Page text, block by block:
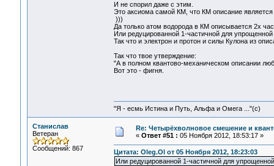
И не спорил даже с этим.
Это аксиома самой КМ, что КМ описание
)))
Да только атом водорода в КМ описывается 2х
Или редуцированной 1-частичной для
Так что и электрон и протон и силы Кулона из
Так что твое утверждение:
"А в полном квантово-механическом описании
Вот это - фигня.
"Я - есмь Истина и Путь, Альфа и Омега ..."(с)
Станислав
Ветеран
Сообщений: 867
Re: Четырёхволновое смешение и
« Ответ #51 : 05 Ноября 2012, 18:53:17 »
Цитата: Oleg.Ol от 05 Ноября 2012, 18:23:03
Или редуцированной 1-частичной для